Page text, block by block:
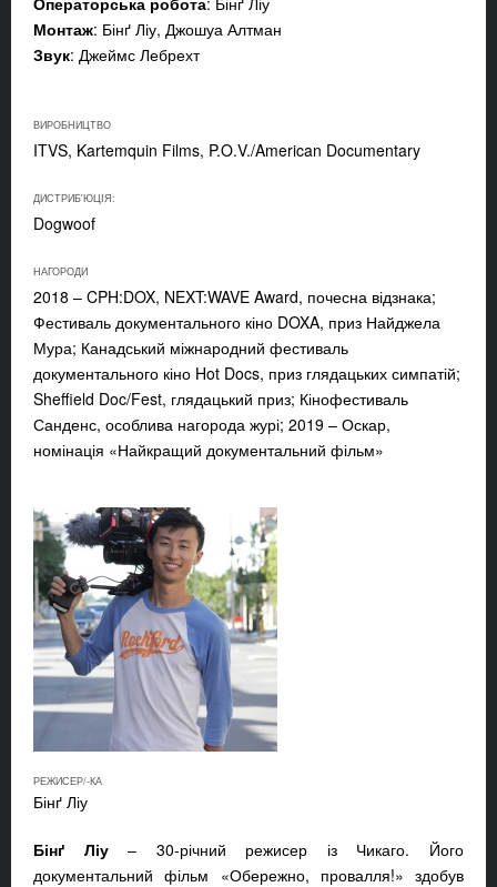
Монтаж: Бінґ Ліу, Джошуа Алтман
Звук: Джеймс Лебрехт
ВИРОБНИЦТВО
ITVS, Kartemquin Films, P.O.V./American Documentary
ДИСТРИБ'ЮЦІЯ:
Dogwoof
НАГОРОДИ
2018 – CPH:DOX, NEXT:WAVE Award, почесна відзнака;
Фестиваль документального кіно DOXA, приз Найджела
Мура; Канадський міжнародний фестиваль
документального кіно Hot Docs, приз глядацьких симпатій;
Sheffield Doc/Fest, глядацький приз; Кінофестиваль
Санденс, особлива нагорода журі; 2019 – Оскар,
номінація «Найкращий документальний фільм»
РЕЖИСЕР/-КА
Бінґ Ліу
Бінґ Ліу– 30-річний режисер із Чикаго. Його
документальний фільм «Обережно, провалля!» здобув